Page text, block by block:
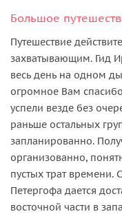
Путешествие
захватывающим. Гид
весь день на одном
огромное Вам
успели везде без
раньше остальных
запланированно.
организованно,
пустых трат времени.
Петергофа дается
восточной части в